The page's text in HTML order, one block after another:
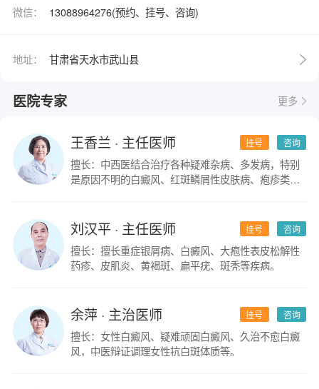
微信： 13088964276(预约、挂号、咨询)
地址： 甘肃省天水市武山县
医院专家 更多
咨询
挂号
王香兰 · 主任医师
擅长：中西医结合治疗各种疑难杂病、多发病，特别
是原因不明的白癜风、红斑鳞屑性皮肤病、疱疹类皮
咨询
挂号
刘汉平· 主任医师
擅长：擅长重症银屑病、白癜风、大疱性表皮松解性
药疹、皮肌炎、黄褐斑、扁平疣、斑秃等疾病。
咨询
挂号
余萍· 主治医师
擅长：女性白癜风、疑难顽固白癜风、久治不愈白癜
风，中医辩证调理女性抗白斑体质等。